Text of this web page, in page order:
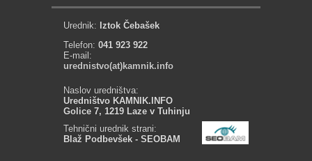
Urednik: Iztok Čebašek
Telefon: 041 923 922
E-mail:
urednistvo(at)kamnik.info
Naslov uredništva:
Uredništvo KAMNIK.INFO
Golice 7, 1219 Laze v Tuhinju
Tehnični urednik strani:
Blaž Podbevšek - SEOBAM